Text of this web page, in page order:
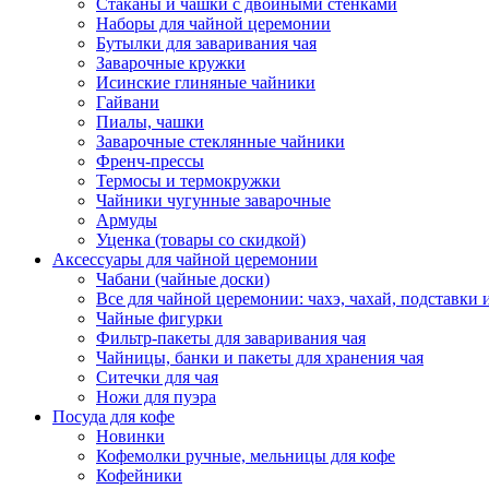
Стаканы и чашки с двойными стенками
Наборы для чайной церемонии
Бутылки для заваривания чая
Заварочные кружки
Исинские глиняные чайники
Гайвани
Пиалы, чашки
Заварочные стеклянные чайники
Френч-прессы
Термосы и термокружки
Чайники чугунные заварочные
Армуды
Уценка (товары со скидкой)
Аксессуары для чайной церемонии
Чабани (чайные доски)
Все для чайной церемонии: чахэ, чахай, подставки
Чайные фигурки
Фильтр-пакеты для заваривания чая
Чайницы, банки и пакеты для хранения чая
Ситечки для чая
Ножи для пуэра
Посуда для кофе
Новинки
Кофемолки ручные, мельницы для кофе
Кофейники